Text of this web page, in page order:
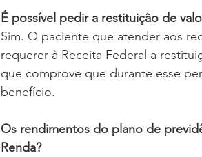
É possível pedir a restituição de
Sim. O paciente que atender aos
requerer à Receita Federal a
que comprove que durante esse
benefício.
Os rendimentos do plano de
Renda?